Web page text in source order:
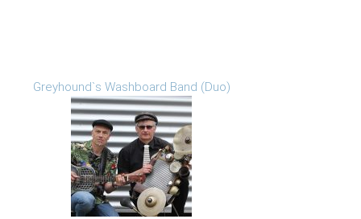
Greyhound`s Washboard Band (Duo)